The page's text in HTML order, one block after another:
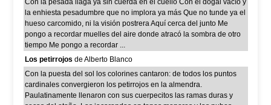
Con la pesada llaga ya sin cuerda en el cuello Con el dogal vacío y
la enhiesta pesadumbre que no implora ya más Que no tunde ya el
hueso carcomido, ni la visión postrera Aquí cerca del junto Me
pongo a recordar muelles del aire donde atracó la sombra de otro
tiempo Me pongo a recordar ...
Los petirrojos de Alberto Blanco
Con la puesta del sol los colorines cantaron: de todos los puntos
cardinales convergieron los petirrojos en la almendra.
Paulatinamente llenaron con sus cuerpecitos las ramas duras y